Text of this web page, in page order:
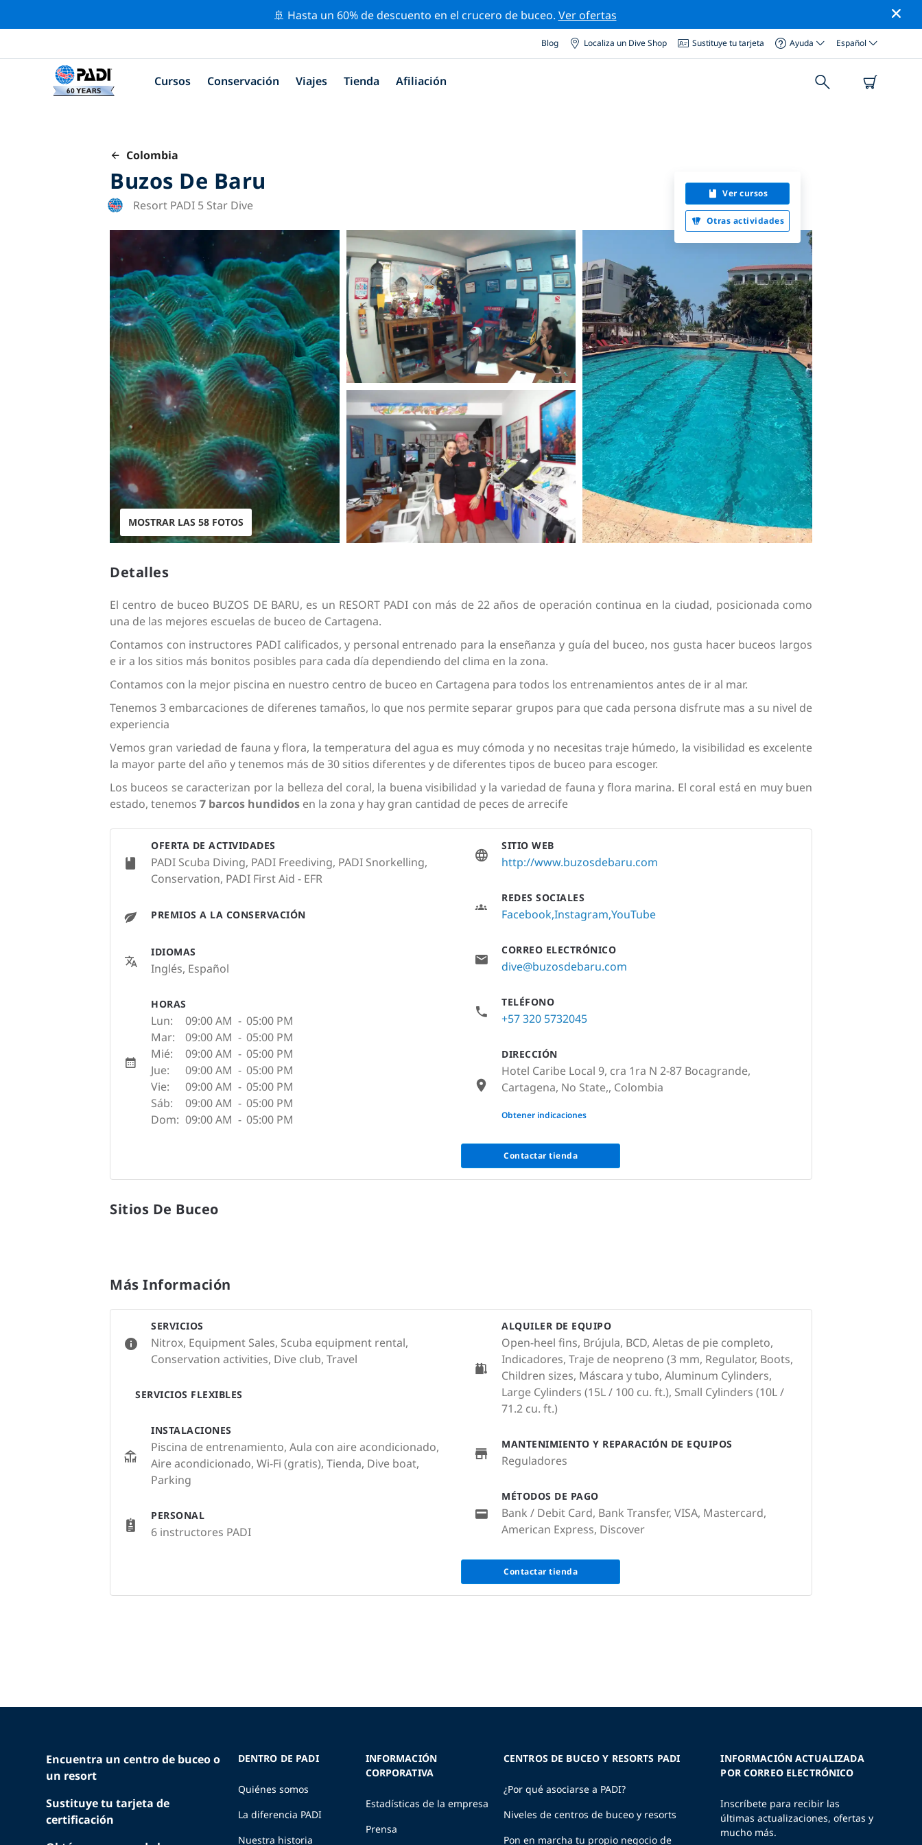
🚢 Hasta un 60% de descuento en el crucero de buceo. Ver ofertas
Blog Localiza un Dive Shop Sustituye tu tarjeta Ayuda Español
Cursos Conservación Viajes Tienda Afiliación
Colombia
Buzos De Baru
Resort PADI 5 Star Dive
Ver cursos
Otras actividades
MOSTRAR LAS 58 FOTOS
Detalles
El centro de buceo BUZOS DE BARU, es un RESORT PADI con más de 22 años de operación continua en la ciudad, posicionada como
una de las mejores escuelas de buceo de Cartagena.
Contamos con instructores PADI calificados, y personal entrenado para la enseñanza y guía del buceo, nos gusta hacer buceos largos
e ir a los sitios más bonitos posibles para cada día dependiendo del clima en la zona.
Contamos con la mejor piscina en nuestro centro de buceo en Cartagena para todos los entrenamientos antes de ir al mar.
Tenemos 3 embarcaciones de diferenes tamaños, lo que nos permite separar grupos para que cada persona disfrute mas a su nivel de
experiencia
Vemos gran variedad de fauna y flora, la temperatura del agua es muy cómoda y no necesitas traje húmedo, la visibilidad es excelente
la mayor parte del año y tenemos más de 30 sitios diferentes y de diferentes tipos de buceo para escoger.
Los buceos se caracterizan por la belleza del coral, la buena visibilidad y la variedad de fauna y flora marina. El coral está en muy buen
estado, tenemos 7 barcos hundidos en la zona y hay gran cantidad de peces de arrecife
OFERTA DE ACTIVIDADES
PADI Scuba Diving, PADI Freediving, PADI Snorkelling,
Conservation, PADI First Aid - EFR
PREMIOS A LA CONSERVACIÓN
IDIOMAS
Inglés, Español
HORAS
Lun: 09:00 AM - 05:00 PM
Mar:
09:00 AM - 05:00 PM
Mié:
09:00 AM - 05:00 PM
Jue:
09:00 AM - 05:00 PM
Vie:
09:00 AM - 05:00 PM
Sáb:
09:00 AM - 05:00 PM
Dom: 09:00 AM - 05:00 PM
SITIO WEB
http://www.buzosdebaru.com
REDES SOCIALES
FacebookInstagram YouTube
CORREO ELECTRÓNICO
dive@buzosdebaru.com
TELÉFONO
+57 320 5732045
DIRECCIÓN
Hotel Caribe Local 9, cra 1ra N 2-87 Bocagrande,
Cartagena, No State,, Colombia
None
Obtener indicaciones
Contactar tienda
Sitios De Buceo
Más Información
SERVICIOS
Nitrox, Equipment Sales, Scuba equipment rental,
Conservation activities, Dive club, Travel
SERVICIOS FLEXIBLES
INSTALACIONES
Piscina de entrenamiento, Aula con aire acondicionado,
Aire acondicionado, Wi-Fi (gratis), Tienda, Dive boat,
Parking
PERSONAL
6 instructores PADI
ALQUILER DE EQUIPO
Open-heel fins, Brújula, BCD, Aletas de pie completo,
Indicadores, Traje de neopreno (3 mm, Regulator, Boots,
Children sizes, Máscara y tubo, Aluminum Cylinders,
Large Cylinders (15L / 100 cu. ft.), Small Cylinders (10L /
71.2 cu. ft.)
MANTENIMIENTO Y REPARACIÓN DE EQUIPOS
Reguladores
MÉTODOS DE PAGO
Bank / Debit Card, Bank Transfer, VISA, Mastercard,
American Express, Discover
Contactar tienda
Encuentra un centro de buceo o
un resort
Sustituye tu tarjeta de
certificación
DENTRO DE PADI
Quiénes somos
La diferencia PADI
Nuestra historia
INFORMACIÓN
CORPORATIVA
Estadísticas de la empresa
Prensa
CENTROS DE BUCEO Y RESORTS PADI
¿Por qué asociarse a PADI?
Niveles de centros de buceo y resorts
Pon en marcha tu propio negocio de
INFORMACIÓN ACTUALIZADA
POR CORREO ELECTRÓNICO
Inscríbete para recibir las
últimas actualizaciones, ofertas y
mucho más.